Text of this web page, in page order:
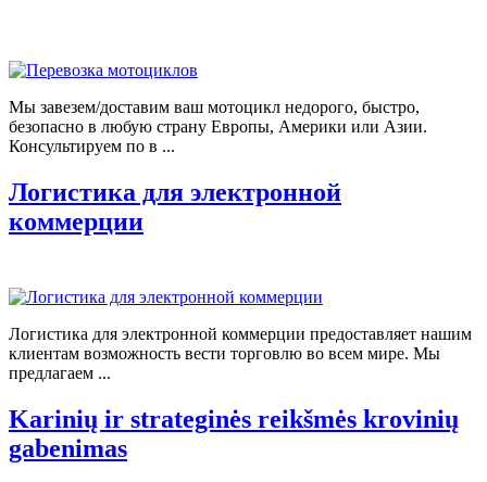
Мы завезем/доставим ваш мотоцикл недорого, быстро,
безопасно в любую страну Европы, Америки или Азии.
Консультируем по в ...
Логистика для электронной
коммерции
Логистика для электронной коммерции предоставляет нашим
клиентам возможность вести торговлю во всем мире. Мы
предлагаем ...
Karinių ir strateginės reikšmės krovinių
gabenimas